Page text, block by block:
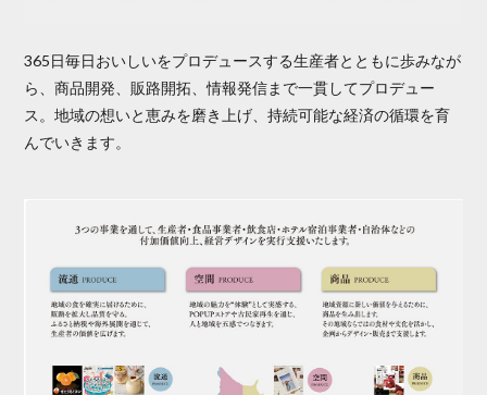
365日毎日おいしいをプロデュースする生産者とともに歩みなが
ら、商品開発、販路開拓、情報発信まで一貫してプロデュー
ス。地域の想いと恵みを磨き上げ、持続可能な経済の循環を育
んでいきます。